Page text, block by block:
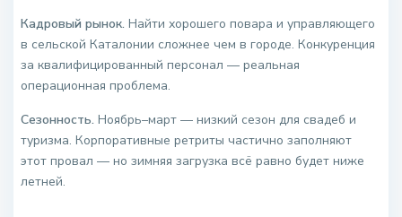
Кадровый рынок. Найти хорошего повара и управляющего
в сельской Каталонии сложнее чем в городе. Конкуренция
за квалифицированный персонал — реальная
операционная проблема.
Сезонность. Ноябрь–март — низкий сезон для свадеб и
туризма. Корпоративные ретриты частично заполняют
этот провал — но зимняя загрузка всё равно будет ниже
летней.